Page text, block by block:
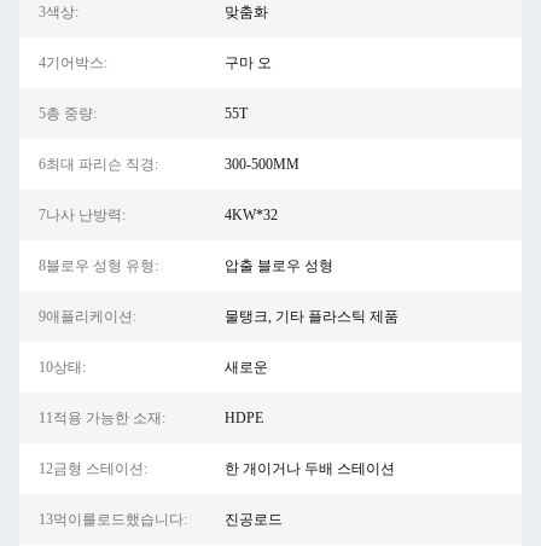
3색상: 맞춤화
4기어박스: 구마 오
5총 중량: 55T
6최대 파리슨 직경: 300-500MM
7나사 난방력: 4KW*32
8블로우 성형 유형: 압출 블로우 성형
9애플리케이션: 물탱크, 기타 플라스틱 제품
10상태: 새로운
11적용 가능한 소재: HDPE
12금형 스테이션: 한 개이거나 두배 스테이션
13먹이를로드했습니다: 진공로드